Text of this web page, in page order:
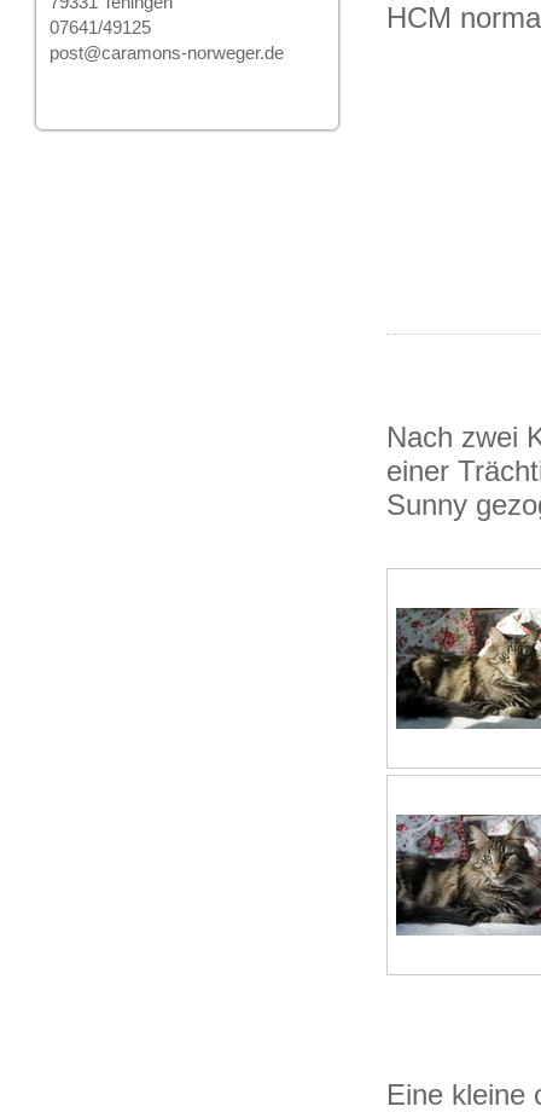
07641/49125
post@caramons-norweger.de
HCM
Nach zwei
einer
Sunny
Eine kleine